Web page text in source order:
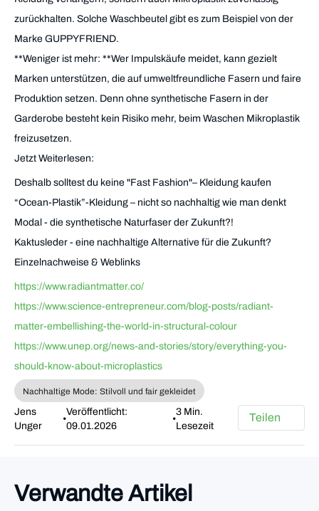
zurückhalten. Solche Waschbeutel gibt es zum Beispiel von der
Marke GUPPYFRIEND.
**Weniger ist mehr: **Wer Impulskäufe meidet, kann gezielt
Marken unterstützen, die auf umweltfreundliche Fasern und faire
Produktion setzen. Denn ohne synthetische Fasern in der
Garderobe besteht kein Risiko mehr, beim Waschen Mikroplastik
freizusetzen.
Jetzt Weiterlesen:
Deshalb solltest du keine "Fast Fashion"– Kleidung kaufen
“Ocean-Plastik”-Kleidung – nicht so nachhaltig wie man denkt
Modal - die synthetische Naturfaser der Zukunft?!
Kaktusleder - eine nachhaltige Alternative für die Zukunft?
Einzelnachweise & Weblinks
https://www.radiantmatter.co/
https://www.science-entrepreneur.com/blog-posts/radiant-
matter-embellishing-the-world-in-structural-colour
https://www.unep.org/news-and-stories/story/everything-you-
should-know-about-microplastics
Nachhaltige Mode: Stilvoll und fair gekleidet
Jens
Unger
•
Veröffentlicht:
09.01.2026
•
3 Min.
Lesezeit
Teilen
Verwandte Artikel